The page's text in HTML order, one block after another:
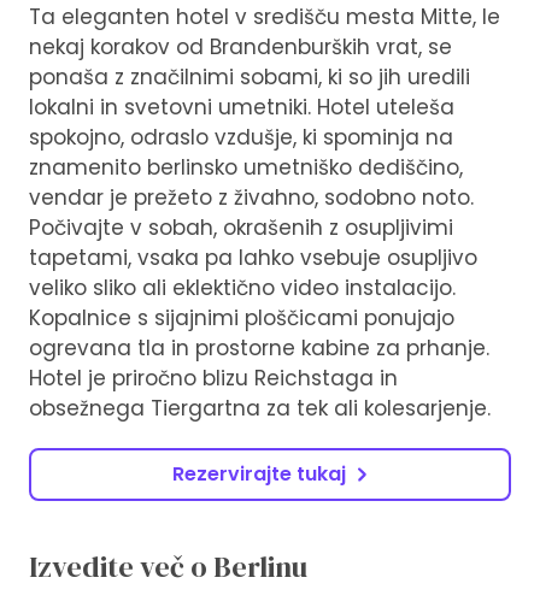
Ta eleganten hotel v središču mesta Mitte, le
nekaj korakov od Brandenburških vrat, se
ponaša z značilnimi sobami, ki so jih uredili
lokalni in svetovni umetniki. Hotel uteleša
spokojno, odraslo vzdušje, ki spominja na
znamenito berlinsko umetniško dediščino,
vendar je prežeto z živahno, sodobno noto.
Počivajte v sobah, okrašenih z osupljivimi
tapetami, vsaka pa lahko vsebuje osupljivo
veliko sliko ali eklektično video instalacijo.
Kopalnice s sijajnimi ploščicami ponujajo
ogrevana tla in prostorne kabine za prhanje.
Hotel je priročno blizu Reichstaga in
obsežnega Tiergartna za tek ali kolesarjenje.
Rezervirajte tukaj
Izvedite več o Berlinu